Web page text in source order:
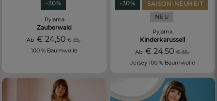
-30%
Pyjama
Zauberwald
Ab€ 24,50 € 35,-
100 % Baumwolle
-30%
SAISON-NEUHEIT
NEU
Pyjama
Kinderkarussell
Ab € 24,50 € 35,-
Jersey 100 % Baumwolle